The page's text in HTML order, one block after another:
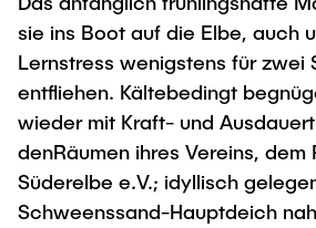
sie ins Boot auf die Elbe, auch
Lernstress wenigstens für zwei
entfliehen. Kältebedingt
wieder mit Kraft- und
denRäumen ihres Vereins, dem
Süderelbe e.V.; idyllisch
Schweenssand-Hauptdeich